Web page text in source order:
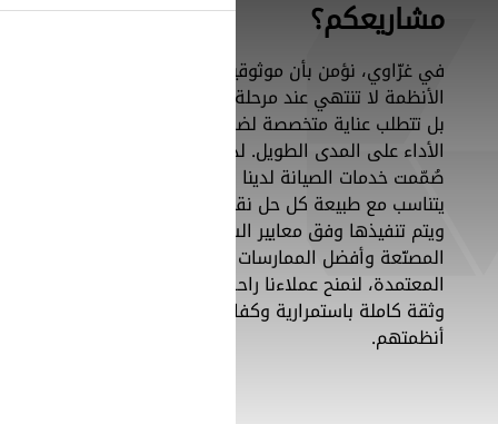
مشاريعكم؟
في غزّاوي، نؤمن بأن موثوقية
الأنظمة لا تنتهي عند مرحلة التركيب،
بل تتطلب عناية متخصصة لضمان
الأداء على المدى الطويل. لذلك
صُمّمت خدمات الصيانة لدينا بما
يتناسب مع طبيعة كل حل نقدّمه،
ويتم تنفيذها وفق معايير الشركات
المصنّعة وأفضل الممارسات
المعتمدة، لنمنح عملاءنا راحة البال
وثقة كاملة باستمرارية وكفاءة
أنظمتهم.